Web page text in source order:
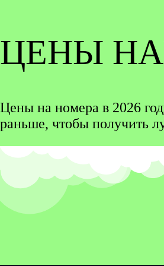
ЦЕНЫ
Цены на номера в 2026
раньше, чтобы получить